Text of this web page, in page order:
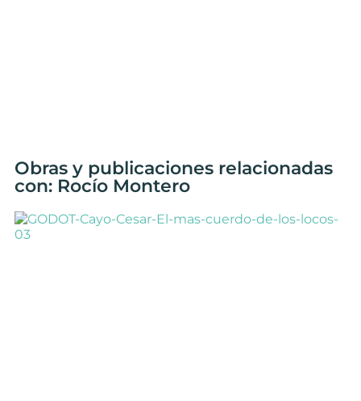
Obras y publicaciones relacionadas
con: Rocío Montero